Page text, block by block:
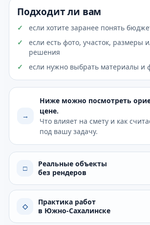
Подходит ли вам
если хотите заранее понять
если есть фото, участок, размеры
решения
если нужно выбрать материалы и
→
Ниже можно посмотреть
цене.
Что влияет на смету и как
под вашу задачу.
□
Реальные объекты
без рендеров
◇
Практика работ
в Южно-Сахалинске